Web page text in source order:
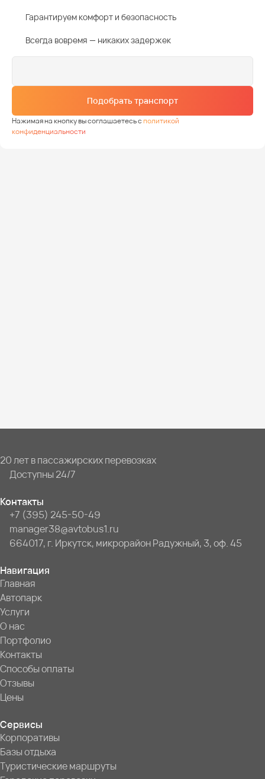
Гарантируем комфорт и безопасность
Всегда вовремя — никаких задержек
Подобрать транспорт
Нажимая на кнопку вы соглашаетесь сполитикой
конфиденциальности
20 лет в пассажирских перевозках
Доступны 24/7
Контакты
+7 (395) 245-50-49
manager38@avtobus1.ru
664017, г. Иркутск, микрорайон Радужный, 3, оф. 45
Навигация
Главная
Автопарк
Услуги
О нас
Портфолио
Контакты
Способы оплаты
Отзывы
Цены
Сервисы
Корпоративы
Базы отдыха
Туристические маршруты